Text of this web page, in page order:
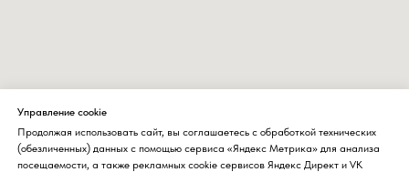
Управление cookie
Продолжая использовать сайт, вы соглашаетесь с обработкой технических
(обезличенных) данных с помощью сервиса «Яндекс Метрика» для анализа
посещаемости, а также рекламных cookie сервисов Яндекс Директ и VK